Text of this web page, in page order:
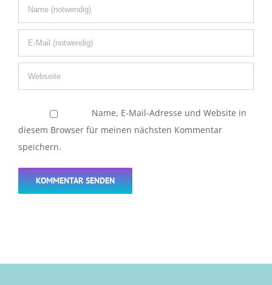
Name, E-Mail-Adresse und Website in
diesem Browser für meinen nächsten Kommentar
speichern.